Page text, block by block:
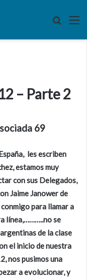
Buscar
– Parte 2
69
les escriben
estamos muy
con sus Delegados,
Jaime Janower de
para llamar a
línea,………..no se
de la clase
el inicio de nuestra
nos pusimos una
a evolucionar, y